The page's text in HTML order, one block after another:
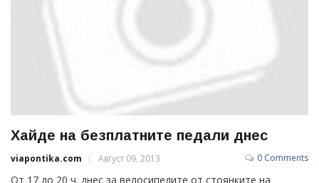
Хайде на безплатните педали днес
viapontika.com Август 09, 2013 0 Comments
От 17 до 20 ч. днес за велосипедите от стоянките на